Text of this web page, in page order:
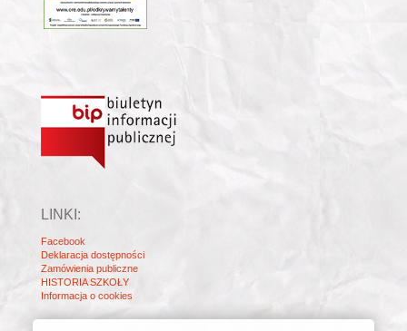
LINKI:
Facebook
Deklaracja dostępności
Zamówienia publiczne
HISTORIA SZKOŁY
Informacja o cookies